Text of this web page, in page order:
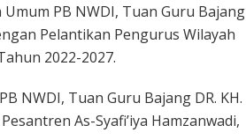
PB NWDI, Tuan Guru Bajang
Pelantikan Pengurus Wilayah
2022-2027.
NWDI, Tuan Guru Bajang DR. KH.
As-Syafi’iya Hamzanwadi,